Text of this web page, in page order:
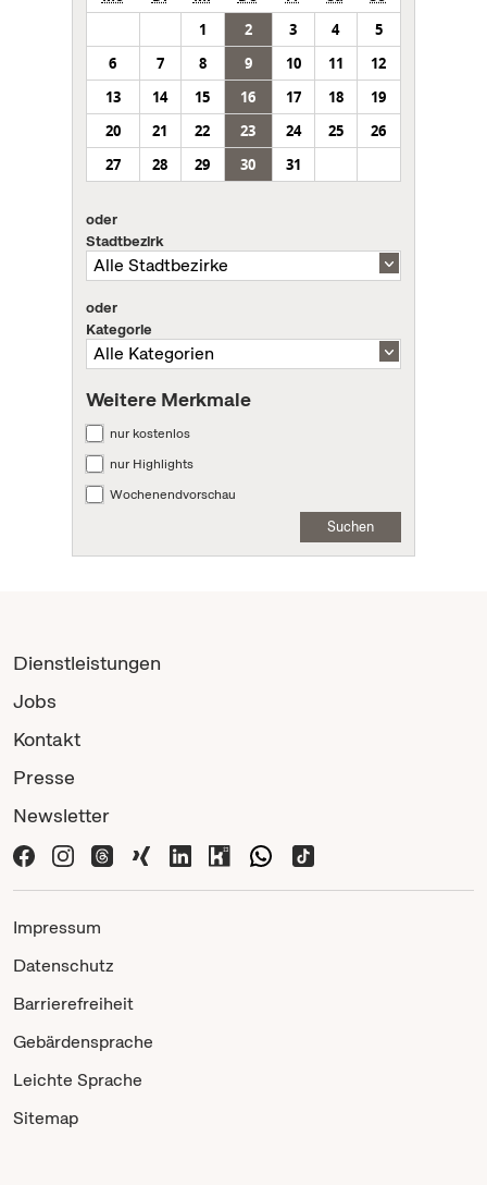
1
2 3 4
5
6
7 8 9 10 11
12
13
14 15 16 17 18
19
20
21 22 23 24 25
26
27
28 29 30 31
oder
Stadtbezirk
oder
Kategorie
Weitere Merkmale
nur kostenlos
nur Highlights
Wochenendvorschau
Suchen
Dienstleistungen
Jobs
Kontakt
Presse
Newsletter
Impressum
Datenschutz
Barrierefreiheit
Gebärdensprache
Leichte Sprache
Sitemap